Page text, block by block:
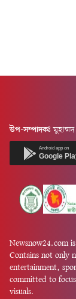
উপ-সম্পাদকঃ
Android app on
Google
Newsnow24.com
Contains not only
entertainment,
committed to
visuals.